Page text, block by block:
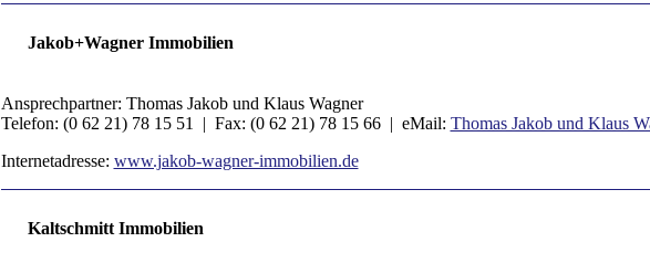
Jakob+Wagner Immobilien
Ansprechpartner: Thomas Jakob und Klaus Wagner
Telefon: (0 62 21) 78 15 51 | Fax: (0 62 21) 78 15 66 | eMail: Thomas Jakob und Klaus
Internetadresse: www.jakob-wagner-immobilien.de
Kaltschmitt Immobilien